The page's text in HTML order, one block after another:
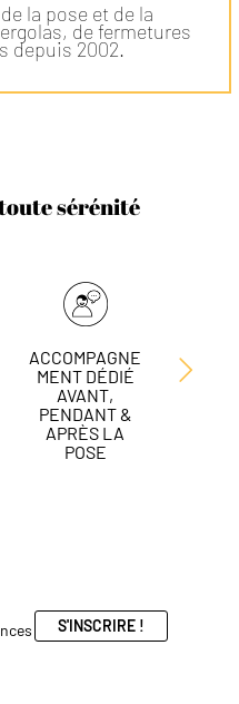
la pose et de la
de fermetures
depuis 2002.
sérénité
ACCOMPAGNE
MENT DÉDIÉ
AVANT,
PENDANT &
APRÈS LA
POSE
S'INSCRIRE !